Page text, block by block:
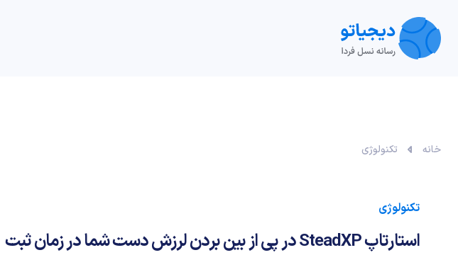
تکنولوژی خودرو
خانه تکنولوژی
تکنولوژی
استارتاپ SteadXP در پی از بین بردن لرزش دست شما در زمان ثبت